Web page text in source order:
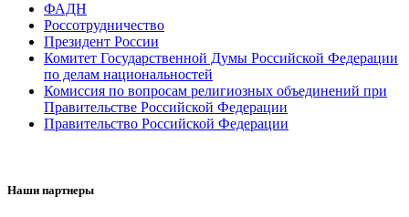
ФАДН
Россотрудничество
Президент России
Комитет Государственной Думы Российской Федерации
по делам национальностей
Комиссия по вопросам религиозных объединений при
Правительстве Российской Федерации
Правительство Российской Федерации
Наши партнеры